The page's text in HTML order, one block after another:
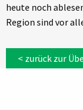
heute noch
Region sind vor
< zurück zur